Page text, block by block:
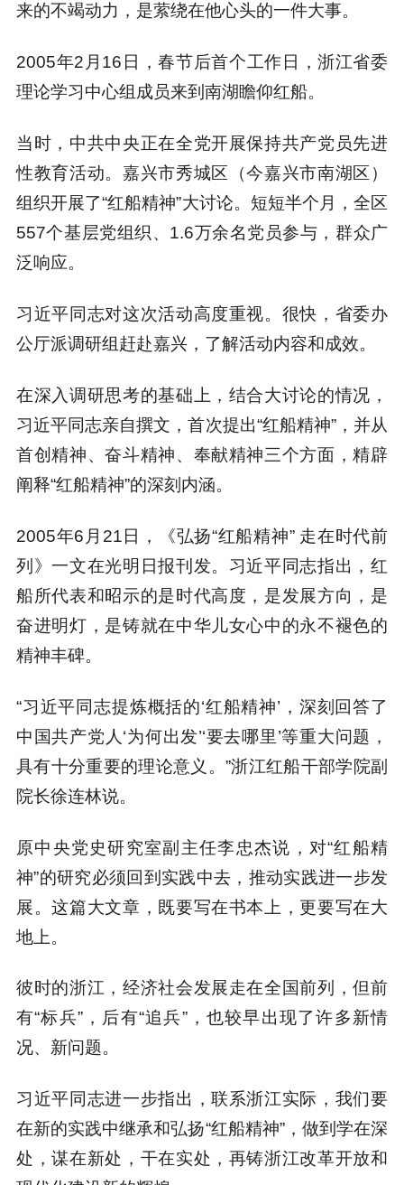
来的不竭动力，是萦绕在他心头的一件大事。
2005年2月16日，春节后首个工作日，浙江省委
理论学习中心组成员来到南湖瞻仰红船。
当时，中共中央正在全党开展保持共产党员先进
性教育活动。嘉兴市秀城区（今嘉兴市南湖区）
组织开展了“红船精神”大讨论。短短半个月，全区
557个基层党组织、1.6万余名党员参与，群众广
泛响应。
习近平同志对这次活动高度重视。很快，省委办
公厅派调研组赶赴嘉兴，了解活动内容和成效。
在深入调研思考的基础上，结合大讨论的情况，
习近平同志亲自撰文，首次提出“红船精神”，并从
首创精神、奋斗精神、奉献精神三个方面，精辟
阐释“红船精神”的深刻内涵。
2005年6月21日，《弘扬“红船精神” 走在时代前
列》一文在光明日报刊发。习近平同志指出，红
船所代表和昭示的是时代高度，是发展方向，是
奋进明灯，是铸就在中华儿女心中的永不褪色的
精神丰碑。
“习近平同志提炼概括的‘红船精神’，深刻回答了
中国共产党人‘为何出发’‘要去哪里’等重大问题，
具有十分重要的理论意义。”浙江红船干部学院副
院长徐连林说。
原中央党史研究室副主任李忠杰说，对“红船精
神”的研究必须回到实践中去，推动实践进一步发
展。这篇大文章，既要写在书本上，更要写在大
地上。
彼时的浙江，经济社会发展走在全国前列，但前
有“标兵”，后有“追兵”，也较早出现了许多新情
况、新问题。
习近平同志进一步指出，联系浙江实际，我们要
在新的实践中继承和弘扬“红船精神”，做到学在深
处，谋在新处，干在实处，再铸浙江改革开放和